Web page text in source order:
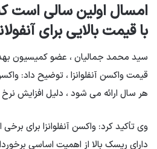
امسال اولین سالی است
با قیمت بالایی برای
سید محمد جمالیان ، عضو کمیسیون
قیمت واکسن آنفلوانزا ، توضیح داد:
هر سال ارائه می شود ، دلیل افزایش نرخ
وی تأکید کرد: واکسن آنفلوانزا برای برخی